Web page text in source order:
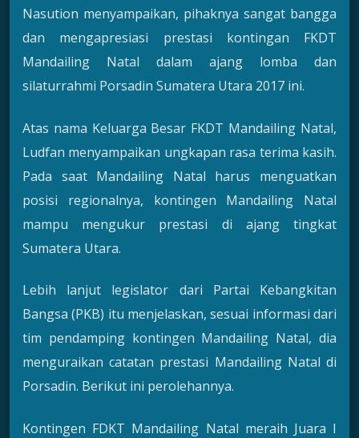
Nasution menyampaikan, pihaknya sangat bangga
dan mengapresiasi prestasi kontingan FKDT
Mandailing Natal dalam ajang lomba dan
silaturrahmi Porsadin Sumatera Utara 2017 ini.
Atas nama Keluarga Besar FKDT Mandailing Natal,
Ludfan menyampaikan ungkapan rasa terima kasih.
Pada saat Mandailing Natal harus menguatkan
posisi regionalnya, kontingen Mandailing Natal
mampu mengukur prestasi di ajang tingkat
Sumatera Utara.
Lebih lanjut legislator dari Partai Kebangkitan
Bangsa (PKB) itu menjelaskan, sesuai informasi dari
tim pendamping kontingen Mandailing Natal, dia
menguraikan catatan prestasi Mandailing Natal di
Porsadin. Berikut ini perolehannya.
Kontingen FDKT Mandailing Natal meraih Juara I